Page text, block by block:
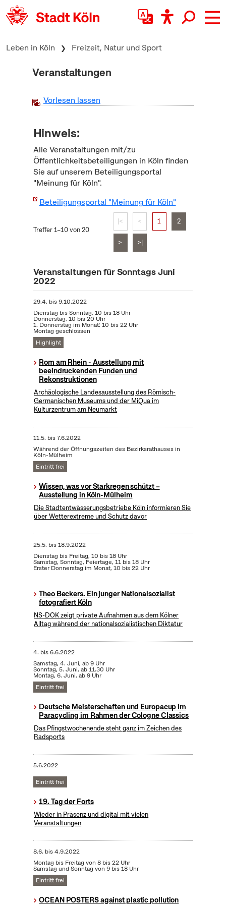
zum Inhalt springen
Leben in Köln Freizeit, Natur und Sport
Veranstaltungen
Vorlesen lassen
Hinweis:
Alle Veranstaltungen mit/zu
Öffentlichkeitsbeteiligungen in Köln finden
Sie auf unserem Beteiligungsportal
"Meinung für Köln".
Beteiligungsportal "Meinung für Köln"
Treffer 1–10 von 20
|< < 1 2
> >|
Veranstaltungen für Sonntags Juni
2022
29.4. bis9.10.2022
Dienstag bis Sonntag, 10 bis 18 Uhr
Donnerstag, 10 bis 20 Uhr
1. Donnerstag im Monat: 10 bis 22 Uhr
Montag geschlossen
Highlight
Rom am Rhein - Ausstellung mit
beeindruckenden Funden und
Rekonstruktionen
Archäologische Landesausstellung des Römisch-
Germanischen Museums und der MiQua im
Kulturzentrum am Neumarkt
11.5. bis7.6.2022
Während der Öffnungszeiten des Bezirksrathauses in
Köln-Mülheim
Eintritt frei
Wissen, was vor Starkregen schützt –
Ausstellung in Köln-Mülheim
Die Stadtentwässerungsbetriebe Köln informieren Sie
über Wetterextreme und Schutz davor
25.5. bis18.9.2022
Dienstag bis Freitag, 10 bis 18 Uhr
Samstag, Sonntag, Feiertage, 11 bis 18 Uhr
Erster Donnerstag im Monat, 10 bis 22 Uhr
Theo Beckers. Ein junger Nationalsozialist
fotografiert Köln
NS-DOK zeigt private Aufnahmen aus dem Kölner
Alltag während der nationalsozialistischen Diktatur
4. bis6.6.2022
Samstag, 4. Juni, ab 9 Uhr
Sonntag, 5. Juni, ab 11.30 Uhr
Montag, 6. Juni, ab 9 Uhr
Eintritt frei
Deutsche Meisterschaften und Europacup im
Paracycling im Rahmen der Cologne Classics
Das Pfingstwochenende steht ganz im Zeichen des
Radsports
5.6.2022
Eintritt frei
19. Tag der Forts
Wieder in Präsenz und digital mit vielen
Veranstaltungen
8.6. bis4.9.2022
Montag bis Freitag von 8 bis 22 Uhr
Samstag und Sonntag von 9 bis 18 Uhr
Eintritt frei
OCEAN POSTERS against plastic pollution